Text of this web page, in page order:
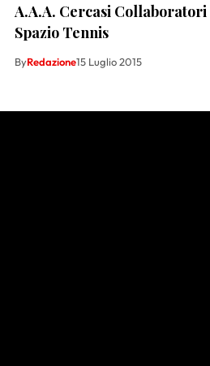
A.A.A. Cercasi
Spazio Tennis
ByRedazione15 Luglio 2015